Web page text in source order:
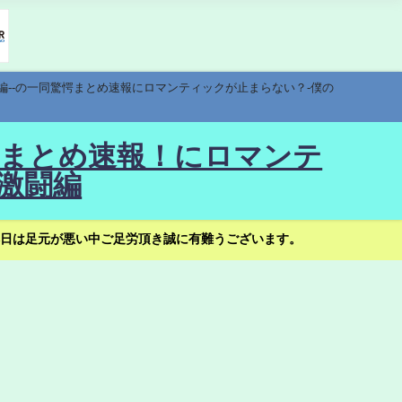
の一同驚愕まとめ速報にロマンティックが止まらない？-僕の
とめ速報！にロマンテ
闘編
足元が悪い中ご足労頂き誠に有難うございます。